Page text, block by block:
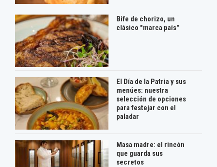
Bife de chorizo, un
clásico "marca país"
El Día de la Patria y sus
menúes: nuestra
selección de opciones
para festejar con el
paladar
Masa madre: el rincón
que guarda sus
secretos